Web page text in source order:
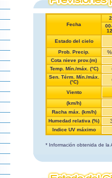
Fecha
12
Estado del cielo
Prob. Precip.
%
Cota nieve prov.(m)
Temp. Mín./máx. (°C)
Sen. Térm. Mín./máx.
(°C)
Viento
(km/h)
Racha máx. (km/h)
Humedad relativa (%)
Indice UV máximo
* Información obtenida de la